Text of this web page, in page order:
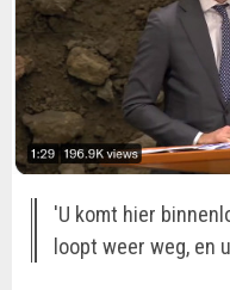
'U komt hier
loopt weer weg, en